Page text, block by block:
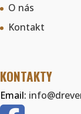
O nás
Kontakt
KONTAKTY
Email: